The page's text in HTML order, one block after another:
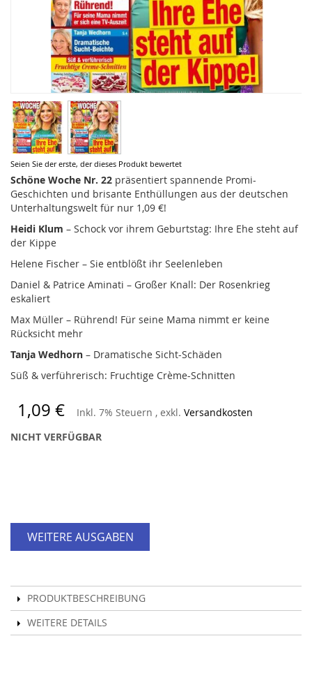
Seien Sie der erste, der dieses Produkt bewertet
Schöne Woche Nr. 22 präsentiert spannende Promi-
Geschichten und brisante Enthüllungen aus der deutschen
Unterhaltungswelt für nur 1,09 €!
Heidi Klum – Schock vor ihrem Geburtstag: Ihre Ehe steht auf
der Kippe
Helene Fischer – Sie entblößt ihr Seelenleben
Daniel & Patrice Aminati – Großer Knall: Der Rosenkrieg
eskaliert
Max Müller – Rührend! Für seine Mama nimmt er keine
Rücksicht mehr
Tanja Wedhorn – Dramatische Sicht-Schäden
Süß & verführerisch: Fruchtige Crème-Schnitten
1,09 € Inkl. 7% Steuern , exkl. Versandkosten
NICHT VERFÜGBAR
WEITERE AUSGABEN
PRODUKTBESCHREIBUNG
WEITERE DETAILS
Zum
Anfang
der
Bildergalerie